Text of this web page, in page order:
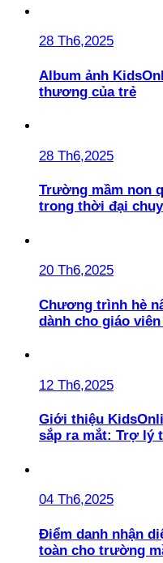
28 Th6,2025
Album ảnh
thương của trẻ
28 Th6,2025
Trường mầm non
trong thời đại
20 Th6,2025
Chương trình hè
dành cho giáo viên
12 Th6,2025
Giới thiệu
sắp ra mắt: Trợ lý
04 Th6,2025
Điểm danh nhận
toàn cho trường